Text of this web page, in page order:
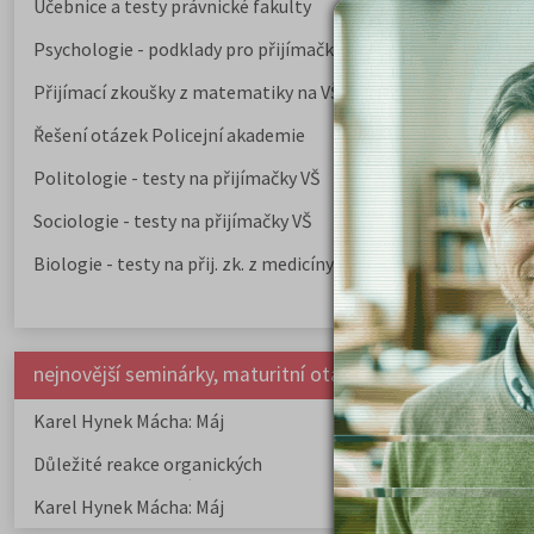
Učebnice a testy právnické fakulty
Psychologie - podklady pro přijímačky
Přijímací zkoušky z matematiky na VŠE Praha
Řešení otázek Policejní akademie
Politologie - testy na přijímačky VŠ
Sociologie - testy na přijímačky VŠ
Biologie - testy na přij. zk. z medicíny
nejnovější seminárky, maturitní otázky a čtenářsky deník
Karel Hynek Mácha: Máj
Karel Havlíček
elegie
Důležité reakce organických
sloučenin a jejich význam
Zákonitosti v
Karel Hynek Mácha: Máj
Karel Havlíček